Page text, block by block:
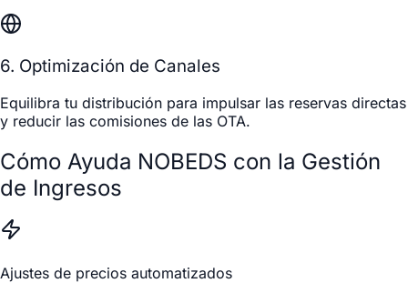
6. Optimización de Canales
Equilibra tu distribución para impulsar las reservas directas
y reducir las comisiones de las OTA.
Cómo Ayuda NOBEDS con la Gestión
de Ingresos
Ajustes de precios automatizados